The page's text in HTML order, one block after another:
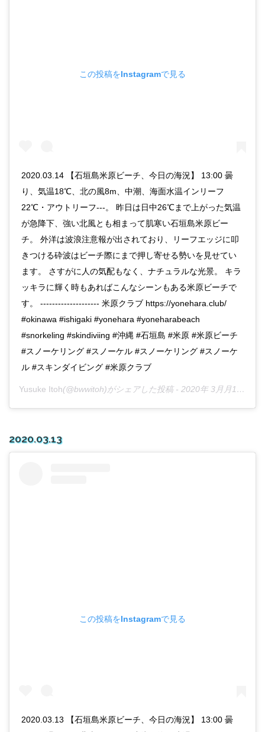
この投稿をInstagramで見る
2020.03.14 【石垣島米原ビーチ、今日の海況】 13:00 曇
り、気温18℃、北の風8m、中潮、海面水温インリーフ
22℃・アウトリーフ---。 昨日は日中26℃まで上がった気温
が急降下、強い北風とも相まって肌寒い石垣島米原ビー
チ。 外洋は波浪注意報が出されており、リーフエッジに叩
きつける砕波はビーチ際にまで押し寄せる勢いを見せてい
ます。 さすがに人の気配もなく、ナチュラルな光景。 キラ
ッキラに輝く時もあればこんなシーンもある米原ビーチで
す。 -------------------- 米原クラブ https://yonehara.club/
#okinawa #ishigaki #yonehara #yoneharabeach
#snorkeling #skindiviing #沖縄 #石垣島 #米原 #米原ビーチ
#スノーケリング #スノーケル #スノーケリング #スノーケ
ル #スキンダイビング #米原クラブ
Yusuke Itoh(@bwwitoh)がシェアした投稿 - 2020年 3月月13日午後9時07分PDT
2020.03.13
この投稿をInstagramで見る
2020.03.13 【石垣島米原ビーチ、今日の海況】 13:00 曇